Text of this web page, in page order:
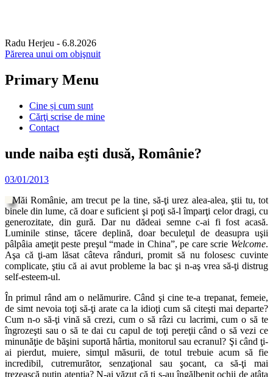
Radu Herjeu - 6.8.2026
Părerea unui om obişnuit
Primary Menu
Skip
content
Cine și cum sunt
Cărţi scrise de mine
Contact
unde naiba eşti dusă, Românie?
03/01/2013
Măi Românie, am trecut pe la tine, să-ţi urez alea-alea, ştii tu, tot
binele din lume, că doar e suficient şi poţi să-l împarţi celor dragi, cu
generozitate, din gură. Dar nu dădeai semne c-ai fi fost acasă.
Luminile stinse, tăcere deplină, doar beculeţul de deasupra uşii
pâlpâia ameţit peste preşul “made in China”, pe care scrie Welcome.
Aşa că ţi-am lăsat câteva rânduri, promit să nu folosesc cuvinte
complicate, ştiu că ai avut probleme la bac şi n-aş vrea să-ţi distrug
self-esteem-ul.
În primul rând am o nelămurire. Când şi cine te-a trepanat, femeie,
de simt nevoia toţi să-ţi arate ca la idioţi cum să citeşti mai departe?
Cum n-o să-ţi vină să crezi, cum o să râzi cu lacrimi, cum o să te
îngrozeşti sau o să te dai cu capul de toţi pereţii când o să vezi ce
minunăţie de băşini suportă hârtia, monitorul sau ecranul? Şi când ţi-
ai pierdut, muiere, simţul măsurii, de totul trebuie acum să fie
incredibil, cutremurător, senzaţional sau şocant, ca să-ţi mai
trezească puţin atenţia? N-ai văzut că ţi s-au îngălbenit ochii de atâta